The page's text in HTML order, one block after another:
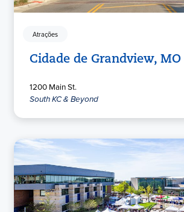
Atrações
Cidade de Grandview, MO
1200 Main St.
South KC & Beyond